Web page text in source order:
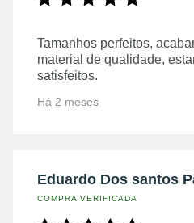
Tamanhos perfeitos,
material de qualidade,
satisfeitos.
Há 2 meses
Eduardo Dos santos
COMPRA VERIFICADA